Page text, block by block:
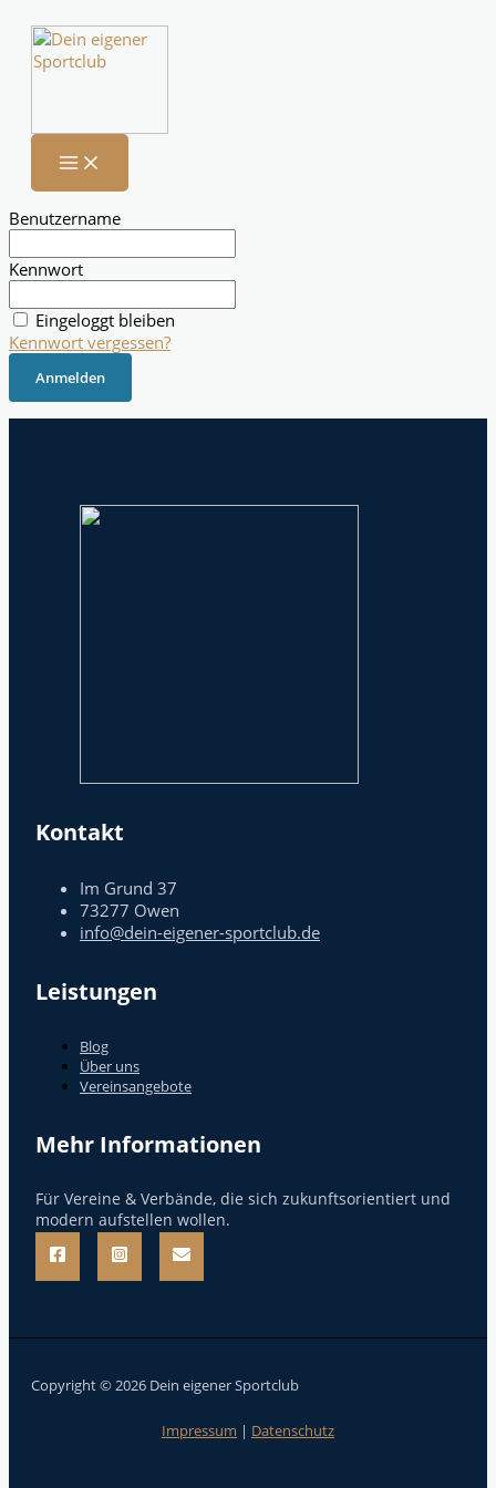
Inhalt
springen
Benutzername
Kennwort
Eingeloggt bleiben
Kennwort vergessen?
Kontakt
Im Grund 37
73277 Owen
info@dein-eigener-sportclub.de
Leistungen
Blog
Über uns
Vereinsangebote
Mehr Informationen
Für Vereine & Verbände, die sich zukunftsorientiert und
modern aufstellen wollen.
Copyright © 2026 Dein eigener Sportclub
Impressum | Datenschutz